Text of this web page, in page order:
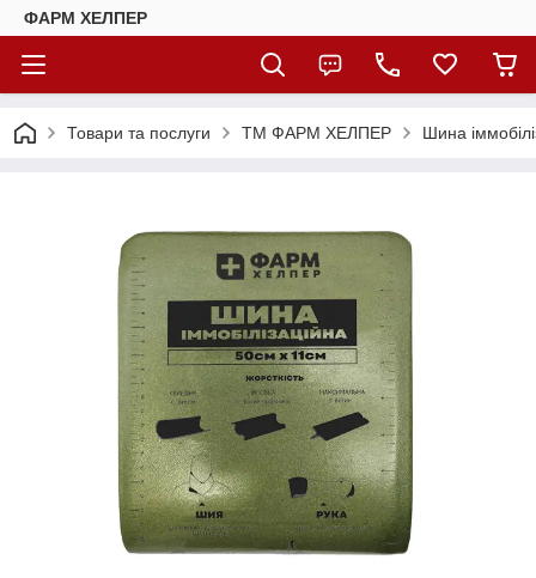
ФАРМ ХЕЛПЕР
Товари та послуги ТМ ФАРМ ХЕЛПЕР Шина